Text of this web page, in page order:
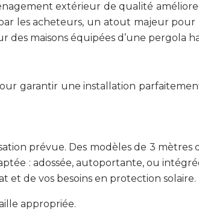
extérieur de qualité
les acheteurs, un atout majeur
maisons équipées d’une pergola
garantir une installation
prévue. Des modèles de 3 mètres
: adossée, autoportante, ou
et de vos besoins en protection solaire.
appropriée.